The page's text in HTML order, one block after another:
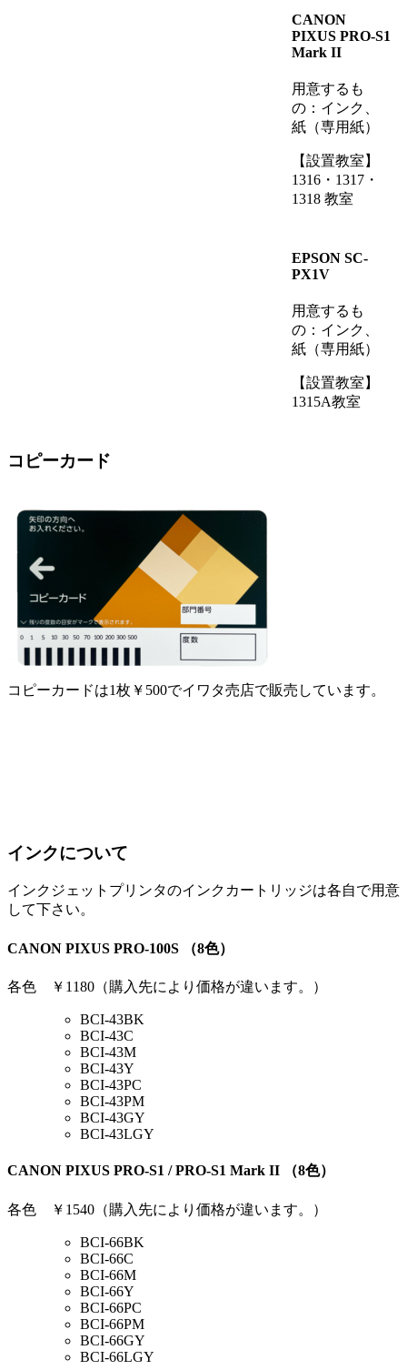
CANON
PIXUS PRO-S1
Mark II
用意するも
の：インク、
紙（専用紙）
【設置教室】
1316・1317・
1318 教室
EPSON SC-
PX1V
用意するも
の：インク、
紙（専用紙）
【設置教室】
1315A教室
コピーカード
コピーカードは1枚￥500でイワタ売店で販売しています。
インクについて
インクジェットプリンタのインクカートリッジは各自で用意
して下さい。
CANON PIXUS PRO-100S （8色）
各色 ￥1180（購入先により価格が違います。）
BCI-43BK
BCI-43C
BCI-43M
BCI-43Y
BCI-43PC
BCI-43PM
BCI-43GY
BCI-43LGY
CANON PIXUS PRO-S1 / PRO-S1 Mark II （8色）
各色 ￥1540（購入先により価格が違います。）
BCI-66BK
BCI-66C
BCI-66M
BCI-66Y
BCI-66PC
BCI-66PM
BCI-66GY
BCI-66LGY